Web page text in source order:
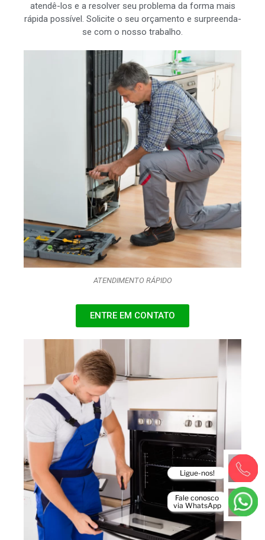
atendê-los e a resolver seu problema da forma mais
rápida possível. Solicite o seu orçamento e surpreenda-
se com o nosso trabalho.
ATENDIMENTO RÁPIDO
ENTRE EM CONTATO